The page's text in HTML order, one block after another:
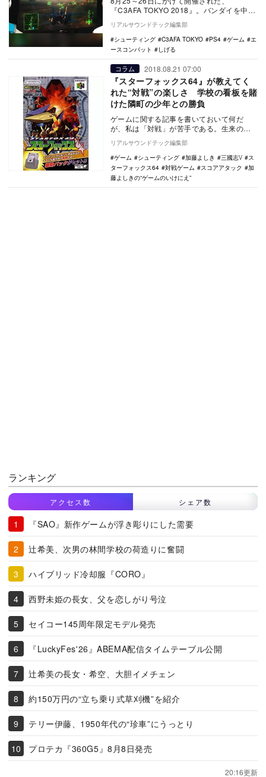
『C3AFA TOKYO 2018』。バンダイを中心
としたホビーイベントで、メーカーの新製
品…
リアルサウンドテック編集部
シューティング
C3AFA TOKYO PS4 ゲーム
エ
ースコンバット
しげる
コラム 2018.08.21 07:00
『スターフォックス64』が教えてく
れた“対戦”の楽しさ 学校の看板を賭
けた隣町の少年との勝負
ゲームに関する記事を書いておいて何だ
が、私は「対戦」が苦手である。生来の気
質もあるが、育った環境も関係しているだ
ろう。実家の最寄…
リアルサウンドテック編集部
ゲーム
シューティング 加藤よしき 三國志Ⅴ
ス
ターフォックス64
対戦ゲーム スコアアタック
加
藤よしきの“ゲームのいけにえ”
ランキング
アクセス数 シェア数
『SAO』新作ゲームが浮き彫りにした需要
辻希美、次男の林間学校の荷造りに奮闘
ハイブリッド冷却服『CORO』
西野未姫の長女、父を恋しがり号泣
セイコー145周年限定モデル発売
『LuckyFes'26』ABEMA配信タイムテーブル公開
辻希美の長女・希空、大胆イメチェン
約150万円の“立ち乗り式草刈機”を紹介
テリー伊藤、1950年代の“珍車”にうっとり
プロテカ『360G5』8月8日発売
20:16更新